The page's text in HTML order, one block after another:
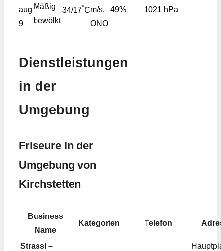
aug
9
34/17°Cm/s,
ONO
49% 1021 hPa
Dienstleistungen
in der
Umgebung
Friseure in der
Umgebung von
Kirchstetten
Business
Name
Kategorien Telefon
Strassl –